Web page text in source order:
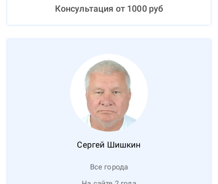
Консультация от 1000руб
Сергей Шишкин
Все города